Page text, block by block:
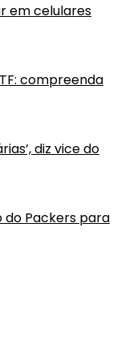
em celulares
compreenda
diz vice do
do Packers para